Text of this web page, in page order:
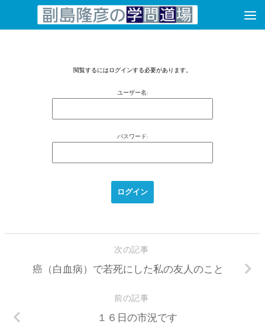
コンテンツへスキップ
閲覧するにはログインする必要があります。
ユーザー名:
パスワード:
次の記事
癌（白血病）で若死にした私の友人のこと
前の記事
１６日の市況です